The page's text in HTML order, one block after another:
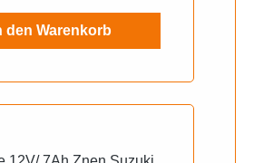
125 I ABS
EURO
NOODOE EURO
den Warenkorb